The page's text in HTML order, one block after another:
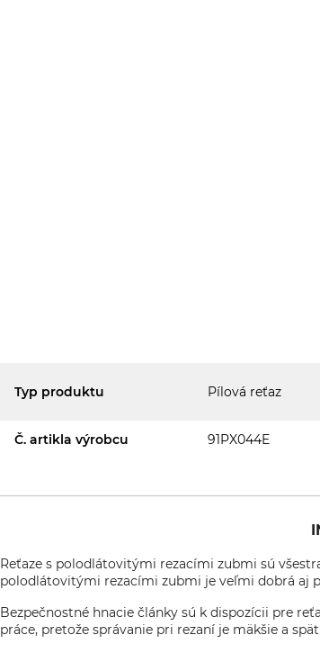
Typ produktu Pílová reťaz
Č. artikla výrobcu 91PX044E
Reťaze s polodlátovitými rezacími zubmi sú
polodlátovitými rezacími zubmi je veľmi dobrá aj
Bezpečnostné hnacie články sú k dispozícii pre
práce, pretože správanie pri rezaní je mäkšie a